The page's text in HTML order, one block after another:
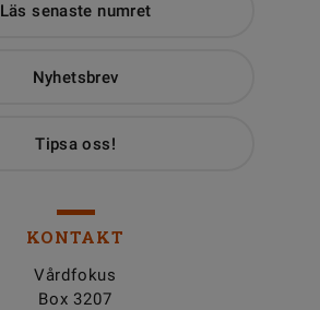
Läs senaste numret
Nyhetsbrev
Tipsa oss!
KONTAKT
Vårdfokus
Box 3207